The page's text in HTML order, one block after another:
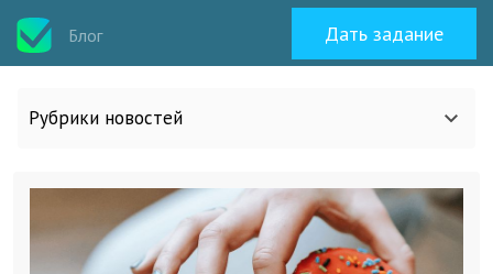
Блог Дать задание
Рубрики новостей
Все статьи
О work-zilla.com